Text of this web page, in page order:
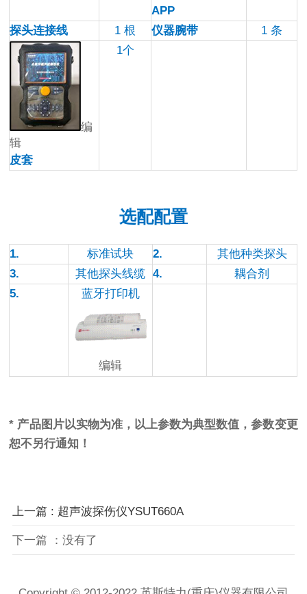
APP
探头连接线 1根 仪器腕带 1条
编
辑
皮套
1个
选配配置
1. 标准试块 2.
其他种类探头
3.
其他探头线缆 4.
耦合剂
5.
蓝牙打印机
编辑
* 产品图片以实物为准，以上参数为典型数值，参数变更
恕不另行通知！
上一篇 : 超声波探伤仪YSUT660A
下一篇 ：没有了